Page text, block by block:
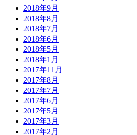
2018年9月
2018年8月
2018年7月
2018年6月
2018年5月
2018年1月
2017年11月
2017年8月
2017年7月
2017年6月
2017年5月
2017年3月
2017年2月